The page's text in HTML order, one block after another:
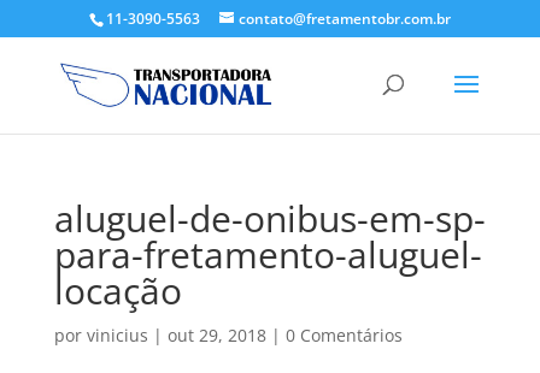
11-3090-5563 contato@fretamentobr.com.br
aluguel-de-onibus-em-sp-
para-fretamento-aluguel-
locação
por vinicius | out 29, 2018| 0 Comentários